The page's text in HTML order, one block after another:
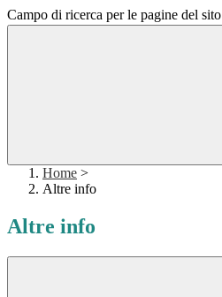
Campo di ricerca per le pagine del sito
Home >
Altre info
Altre info